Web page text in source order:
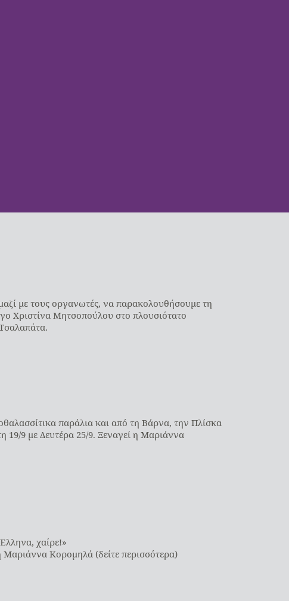
με τους οργανωτές, να παρακολουθήσουμε τη
Χριστίνα Μητσοπούλου στο πλουσιότατο
παράλια και από τη Βάρνα, την Πλίσκα
19/9 με Δευτέρα 25/9. Ξεναγεί η Μαριάννα
χαίρε!»
Κορομηλά (δείτε περισσότερα)